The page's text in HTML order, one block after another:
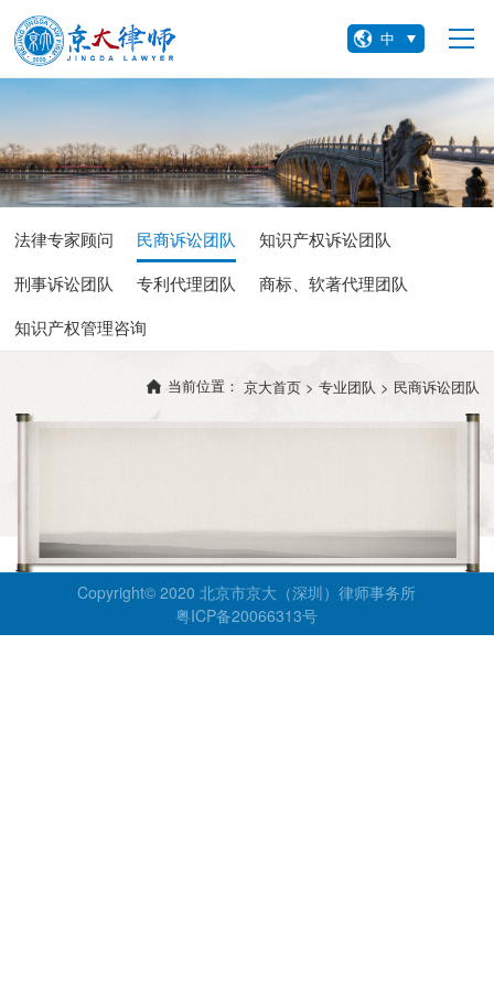
中
法律专家顾问 民商诉讼团队
知识产权诉讼团队
刑事诉讼团队
专利代理团队
商标、软著代理团队
知识产权管理咨询
当前位置： 京大首页 > 专业团队 > 民商诉讼团队
Copyright© 2020 北京市京大（深圳）律师事务所
粤ICP备20066313号